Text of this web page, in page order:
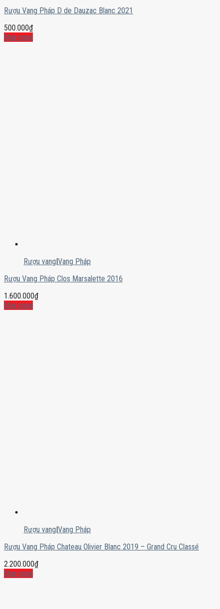
Rượu Vang Pháp D de Dauzac Blanc 2021
500.000₫
Mua ngay
Rượu vang|Vang Pháp
Rượu Vang Pháp Clos Marsalette 2016
1.600.000₫
Mua ngay
Rượu vang|Vang Pháp
Rượu Vang Pháp Chateau Olivier Blanc 2019 – Grand Cru Classé
2.200.000₫
Mua ngay